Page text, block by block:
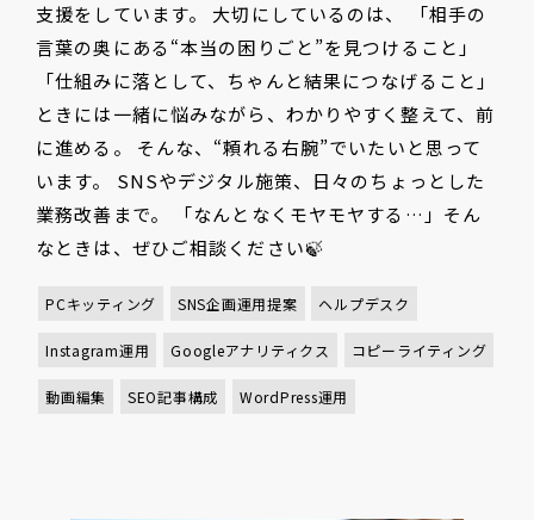
支援をしています。 大切にしているのは、 「相手の
言葉の奥にある“本当の困りごと”を見つけること」
「仕組みに落として、ちゃんと結果につなげること」
ときには一緒に悩みながら、わかりやすく整えて、前
に進める。 そんな、“頼れる右腕”でいたいと思って
います。 SNSやデジタル施策、日々のちょっとした
業務改善まで。 「なんとなくモヤモヤする…」そん
なときは、ぜひご相談ください🍃
PCキッティング SNS企画運用提案 ヘルプデスク
Instagram運用 Googleアナリティクス コピーライティング
動画編集 SEO記事構成 WordPress運用